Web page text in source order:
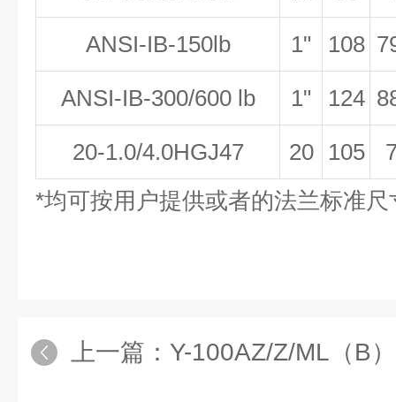
ANSI-IB-150lb 1" 108
ANSI-IB-300/600 lb 1" 124
20-1.0/4.0HGJ47 20 105
*均可按用户提供或者的法兰标准尺
上一篇： Y-100AZ/Z/ML（B